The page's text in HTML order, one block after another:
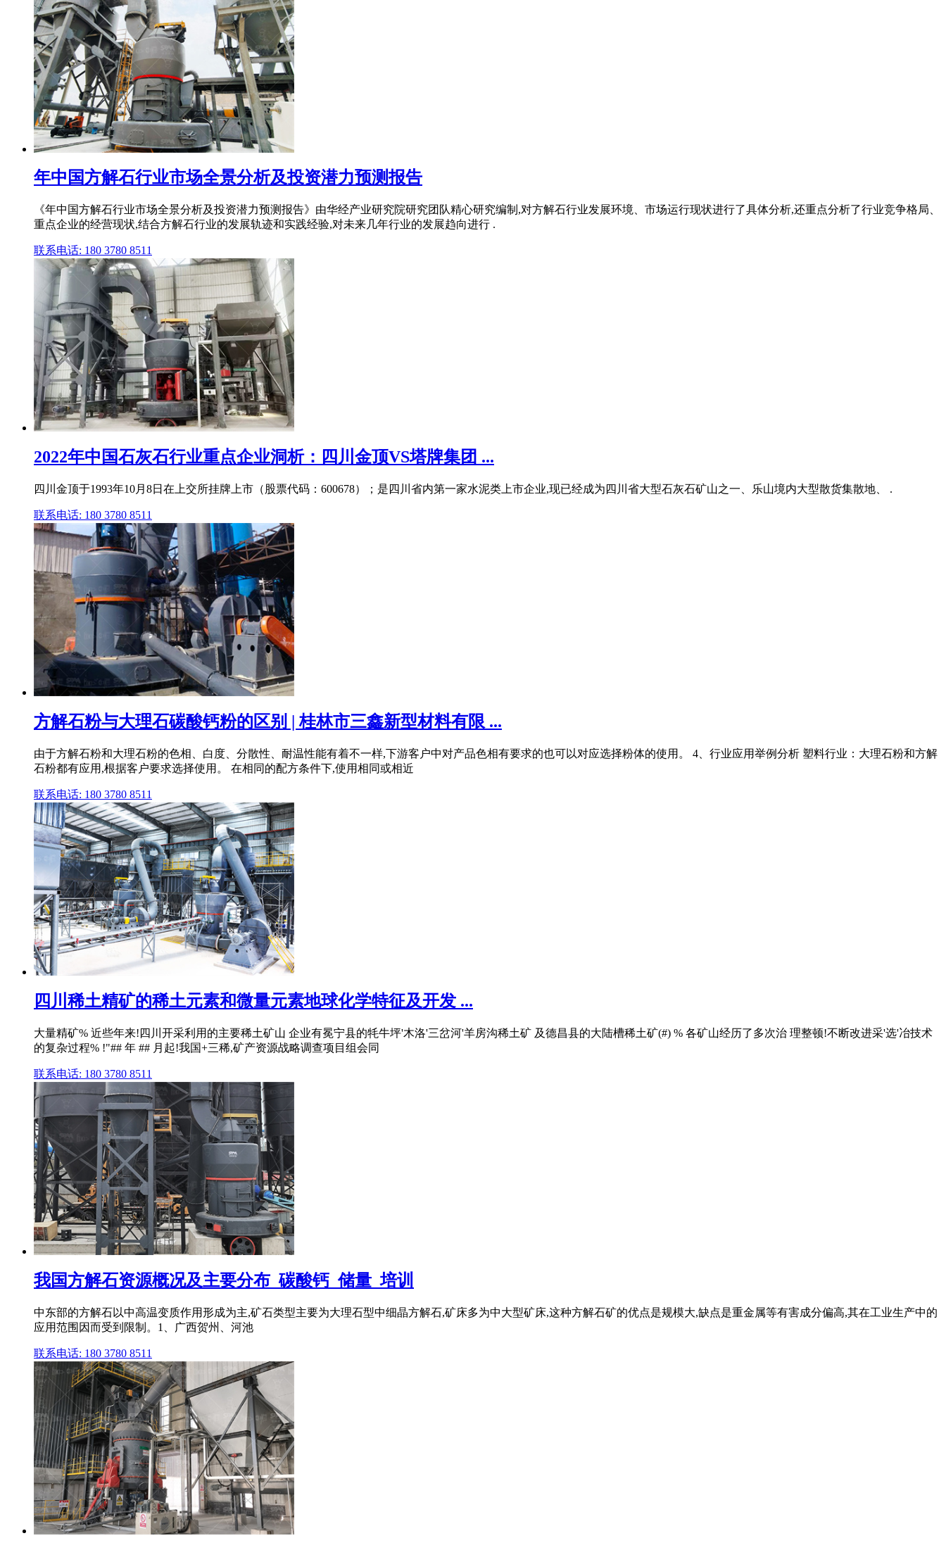
年中国方解石行业市场全景分析及投资潜力预测报告
《年中国方解石行业市场全景分析及投资潜力预测报告》由华经产业研究院研究团队精心研究编制,对方解石行业发展环境、市场运行现状进行了具体分析,还重点分析了行业竞争格局、
重点企业的经营现状,结合方解石行业的发展轨迹和实践经验,对未来几年行业的发展趋向进行 .
联系电话: 180 3780 8511
2022年中国石灰石行业重点企业洞析：四川金顶VS塔牌集团 ...
四川金顶于1993年10月8日在上交所挂牌上市（股票代码：600678）；是四川省内第一家水泥类上市企业,现已经成为四川省大型石灰石矿山之一、乐山境内大型散货集散地、 .
联系电话: 180 3780 8511
方解石粉与大理石碳酸钙粉的区别 | 桂林市三鑫新型材料有限 ...
由于方解石粉和大理石粉的色相、白度、分散性、耐温性能有着不一样,下游客户中对产品色相有要求的也可以对应选择粉体的使用。 4、行业应用举例分析 塑料行业：大理石粉和方解
石粉都有应用,根据客户要求选择使用。 在相同的配方条件下,使用相同或相近
联系电话: 180 3780 8511
四川稀土精矿的稀土元素和微量元素地球化学特征及开发 ...
大量精矿% 近些年来!四川开采利用的主要稀土矿山 企业有冕宁县的牦牛坪'木洛'三岔河'羊房沟稀土矿 及德昌县的大陆槽稀土矿(#) % 各矿山经历了多次治 理整顿!不断改进采'选'冶技术
的复杂过程% !"## 年 ## 月起!我国+三稀,矿产资源战略调查项目组会同
联系电话: 180 3780 8511
我国方解石资源概况及主要分布_碳酸钙_储量_培训
中东部的方解石以中高温变质作用形成为主,矿石类型主要为大理石型中细晶方解石,矿床多为中大型矿床,这种方解石矿的优点是规模大,缺点是重金属等有害成分偏高,其在工业生产中的
应用范围因而受到限制。1、广西贺州、河池
联系电话: 180 3780 8511